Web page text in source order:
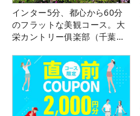
インター5分、都心から60分
のフラットな美観コース。大
栄カントリー俱楽部（千葉